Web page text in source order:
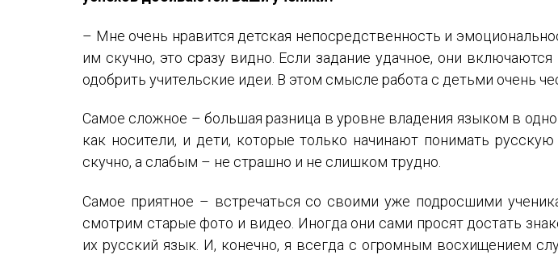
– Мне очень нравится детская непосредственность и
им скучно, это сразу видно. Если задание удачное, они
одобрить учительские идеи. В этом смысле работа с детьми очень
Самое сложное – большая разница в уровне владения языком в
как носители, и дети, которые только начинают понимать
скучно, а слабым – не страшно и не слишком трудно.
Самое приятное – встречаться со своими уже подросшими
смотрим старые фото и видео. Иногда они сами просят достать
их русский язык. И, конечно, я всегда с огромным восхищением